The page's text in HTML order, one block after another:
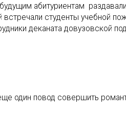
абитуриентам
студенты учебной
деканата довузовской
один повод совершить